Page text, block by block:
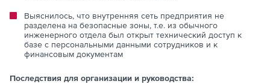
Выяснилось, что внутренняя сеть предприятия не
разделена на безопасные зоны, т.е. из обычного
инженерного отдела был открыт технический доступ к
базе с персональными данными сотрудников и к
финансовым документам
Последствия для организации и руководства: